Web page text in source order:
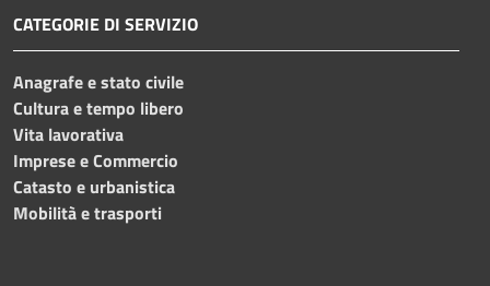
CATEGORIE DI SERVIZIO
Anagrafe e stato civile
Cultura e tempo libero
Vita lavorativa
Imprese e Commercio
Catasto e urbanistica
Mobilità e trasporti